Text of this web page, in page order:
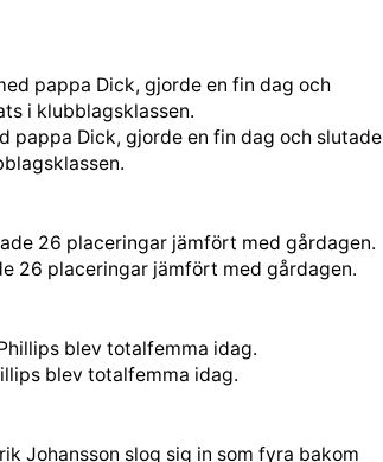
pappa Dick, gjorde en fin dag och slutade
26 placeringar jämfört med gårdagen.
blev totalfemma idag.